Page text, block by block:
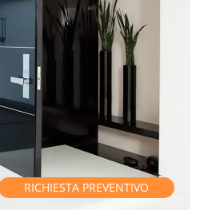
RICHIESTA PREVENTIVO